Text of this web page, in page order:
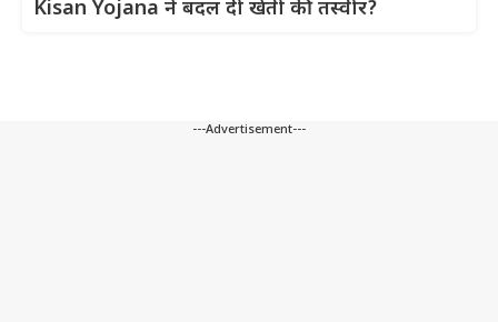
Kisan Yojana ने बदल दी खेती की तस्वीर?
---Advertisement---